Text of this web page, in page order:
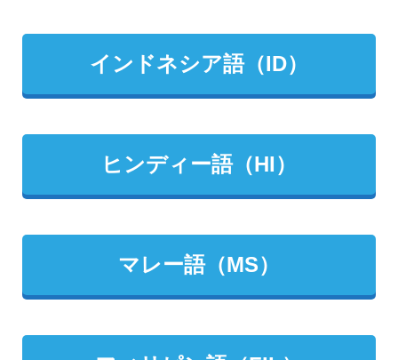
インドネシア語（ID）
ヒンディー語（HI）
マレー語（MS）